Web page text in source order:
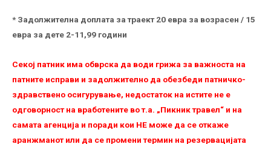
* Задолжителна доплата за траект 20 евра за возрасен / 15
евра за дете 2-11,99 години
Секој патник има обврска да води грижа за важноста на
патните исправи и задолжително да обезбеди патничко-
здравствено осигурување, недостаток на истите не е
одговорност на вработените во т.а. „Пикник травел“ и на
самата агенција и поради кои НЕ можe да се откаже
аранжманот или да се промени термин на резервацијата